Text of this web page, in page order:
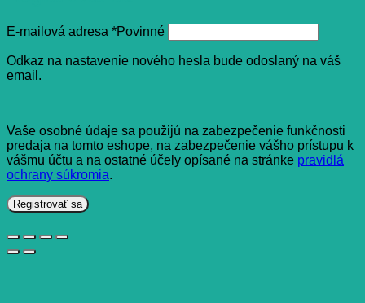
E-mailová adresa *Povinné
Odkaz na nastavenie nového hesla bude odoslaný na váš
email.
Vaše osobné údaje sa použijú na zabezpečenie funkčnosti
predaja na tomto eshope, na zabezpečenie vášho prístupu k
vášmu účtu a na ostatné účely opísané na stránke pravidlá
ochrany súkromia.
Registrovať sa